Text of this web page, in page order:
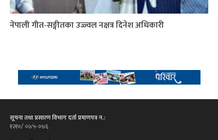
नेपाली गीत-सङ्गीतका उज्ज्वल नक्षत्र दिनेश अधिकारी
सूचना तथा प्रसारण विभाग दर्ता प्रमाणपत्र न.:
१२१०/ ०७५-०७६